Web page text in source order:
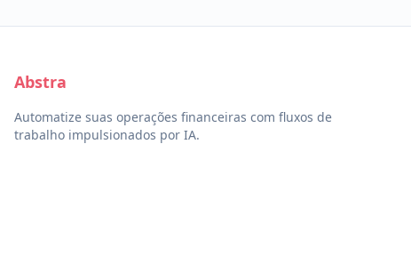
Abstra
Automatize suas operações financeiras com fluxos de
trabalho impulsionados por IA.